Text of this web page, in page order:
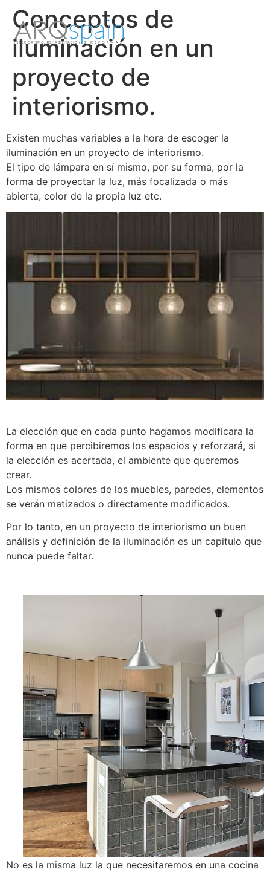
Conceptos de
iluminación en un
proyecto de
interiorismo.
Existen muchas variables a la hora de escoger la
iluminación en un proyecto de interiorismo.
El tipo de lámpara en sí mismo, por su forma, por la
forma de proyectar la luz, más focalizada o más
abierta, color de la propia luz etc.
La elección que en cada punto hagamos modificara la
forma en que percibiremos los espacios y reforzará, si
la elección es acertada, el ambiente que queremos
crear.
Los mismos colores de los muebles, paredes, elementos
se verán matizados o directamente modificados.
Por lo tanto, en un proyecto de interiorismo un buen
análisis y definición de la iluminación es un capitulo que
nunca puede faltar.
No es la misma luz la que necesitaremos en una cocina